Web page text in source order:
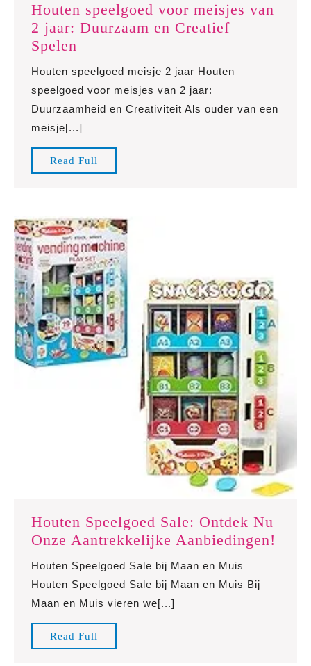
Houten speelgoed voor meisjes van
2 jaar: Duurzaam en Creatief
Spelen
speelgoed
voor
meisjes
van
2
jaar:
Duurzaam
Spelen
Houten speelgoed meisje 2 jaar Houten
speelgoed voor meisjes van 2 jaar:
Duurzaamheid en Creativiteit Als ouder van een
meisje[...]
Read Full
Full
Houten Speelgoed Sale: Ontdek Nu
Onze Aantrekkelijke Aanbiedingen!
Houten Speelgoed Sale bij Maan en Muis
Houten Speelgoed Sale bij Maan en Muis Bij
Maan en Muis vieren we[...]
Read Full
Full